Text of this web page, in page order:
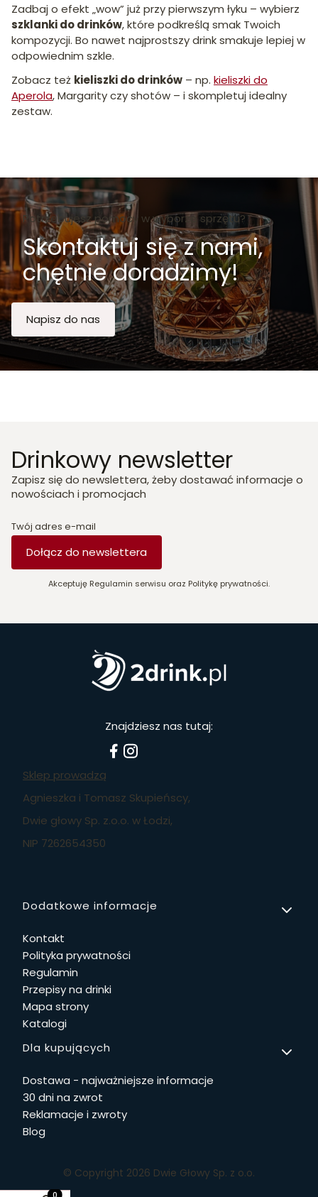
Zadbaj o efekt „wow” już przy pierwszym łyku – wybierz
szklanki do drinków, które podkreślą smak Twoich
kompozycji. Bo nawet najprostszy drink smakuje lepiej w
odpowiednim szkle.
Zobacz też kieliszki do drinków – np. kieliszki do
Aperola, Margarity czy shotów – i skompletuj idealny
zestaw.
Potrzebujesz pomocy w wyborze sprzętu?
Skontaktuj się z nami,
chętnie doradzimy!
Napisz do nas
Drinkowy newsletter
Zapisz się do newslettera, żeby dostawać informacje o
nowościach i promocjach
Twój adres e-mail
Dołącz do newslettera
Akceptuję Regulamin serwisu oraz Politykę prywatności.
Znajdziesz nas tutaj:
Sklep prowadzą
Agnieszka i Tomasz Skupieńscy,
Dwie głowy Sp. z.o.o. w Łodzi,
NIP 7262654350
Linki w stopce
Dodatkowe informacje
Kontakt
Polityka prywatności
Regulamin
Przepisy na drinki
Mapa strony
Katalogi
Dla kupujących
Dostawa - najważniejsze informacje
30 dni na zwrot
Reklamacje i zwroty
Blog
© Copyright 2026 Dwie Głowy Sp. z o.o.